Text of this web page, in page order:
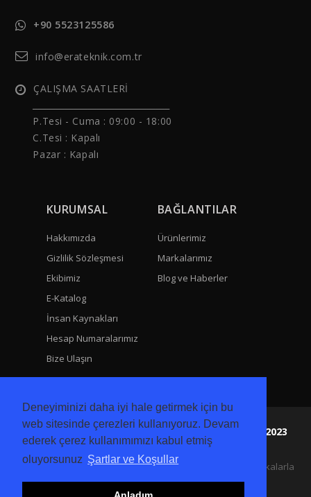
Deneyiminizi daha iyi hale getirmek için bu
web sitesinde çerezleri kullanıyoruz. Devam
ederek çerez kullanımımızı kabul etmiş
oluyorsunuz Şartlar ve Koşullar
+90 5523125586
info@erateknik.com.tr
ÇALIŞMA SAATLERİ
P.Tesi - Cuma : 09:00 - 18:00
C.Tesi : Kapalı
Pazar : Kapalı
KURUMSAL
Hakkımızda
Gizlilik Sözleşmesi
Ekibimiz
E-Katalog
İnsan Kaynakları
Hesap Numaralarımız
Bize Ulaşın
BAĞLANTILAR
Ürünlerimiz
Markalarımız
Blog ve Haberler
Era Teknik Elektrik San ve Tic Ltd Sti. Copyright 2023
Tüm Hakları Mahfuzdur.
30 Yıllık Endüstriyel Tecrübemizle Temsilcisi olduğumuz markalarla
satış, uygulama ve mühendislik hizmeti sunmaktayız.